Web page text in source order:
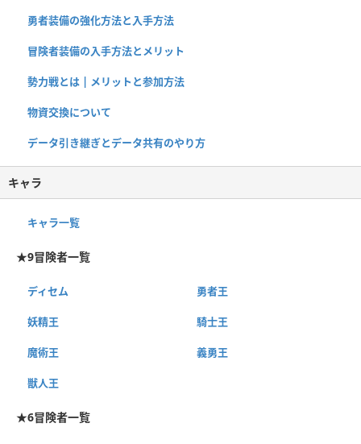
勇者装備の強化方法と入手方法
冒険者装備の入手方法とメリット
勢力戦とは | メリットと参加方法
物資交換について
データ引き継ぎとデータ共有のやり方
キャラ
キャラ一覧
★9冒険者一覧
ディセム 勇者王
妖精王 騎士王
魔術王 義勇王
獣人王
★6冒険者一覧